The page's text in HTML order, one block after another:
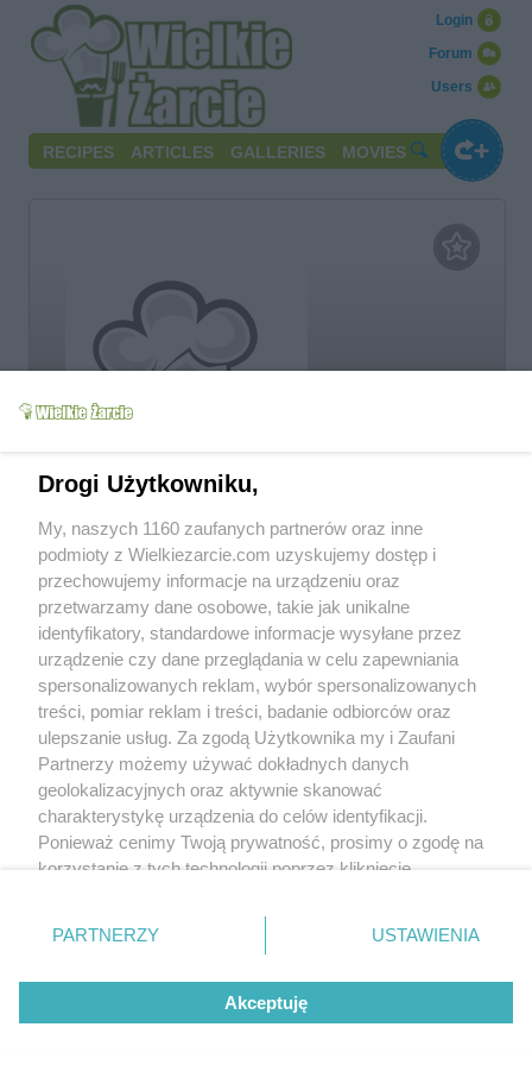
Users
Forum
Login
RECIPES ARTICLES GALLERIES MOVIES
Send me a message Follow me
About me
Nic szczególnego, mieszczę się w standardach Matki-Polki :)
Since:
2005-05-18
Status:
active (offline)
Forum posts:
51
Sent comments:
101
Last comments:
Recommended:0
Drogi Użytkowniku,
My, naszych 1160 zaufanych partnerów oraz inne
podmioty z Wielkiezarcie.com uzyskujemy dostęp i
przechowujemy informacje na urządzeniu oraz
przetwarzamy dane osobowe, takie jak unikalne
identyfikatory, standardowe informacje wysyłane przez
urządzenie czy dane przeglądania w celu zapewniania
spersonalizowanych reklam, wybór spersonalizowanych
treści, pomiar reklam i treści, badanie odbiorców oraz
ulepszanie usług. Za zgodą Użytkownika my i Zaufani
Partnerzy możemy używać dokładnych danych
geolokalizacyjnych oraz aktywnie skanować
charakterystykę urządzenia do celów identyfikacji.
Ponieważ cenimy Twoją prywatność, prosimy o zgodę na
korzystanie z tych technologii poprzez kliknięcie
zmienić/wycofać klikając przycisk ustawień prywatności
znajdujący się w lewym dolnym rogu strony
rodzaje przetwarzania danych nie wymagają zgody
użytkownika, ale masz prawo sprzeciwić się takiemu
przetwarzaniu. Preferencje będą miały zastosowania tylko
PARTNERZY USTAWIENIA
Akceptuję